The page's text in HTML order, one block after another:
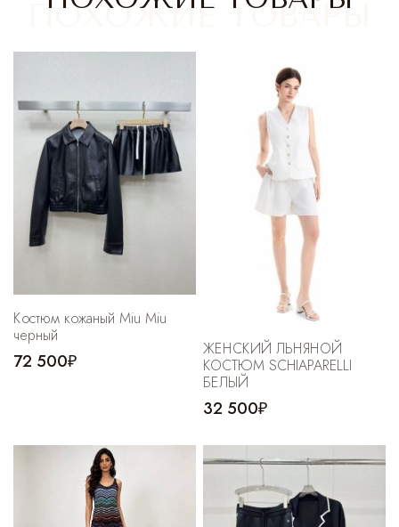
Костюм кожаный Miu Miu
черный
72 500₽
ЖЕНСКИЙ ЛЬНЯНОЙ
КОСТЮМ SCHIAPARELLI
БЕЛЫЙ
32 500₽
Cпортивные брюки
Комбинезоны